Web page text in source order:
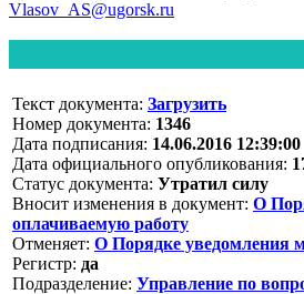
Vlasov_AS@ugorsk.ru
Текст документа: Загрузить
Номер документа: 1346
Дата подписания: 14.06.2016 12:39:00
Дата официального опубликования:
Статус документа: Утратил силу
Вносит изменения в документ: О
оплачиваемую работу
Отменяет: О Порядке уведомления
Регистр: да
Подразделение: Управление по